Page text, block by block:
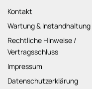
Kontakt
Wartung & Instandhaltung
Rechtliche Hinweise /
Vertragsschluss
Impressum
Datenschutzerklärung